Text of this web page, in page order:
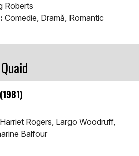
Roberts
Comedie, Dramă, Romantic
Harriet Rogers, Largo Woodruff,
Balfour